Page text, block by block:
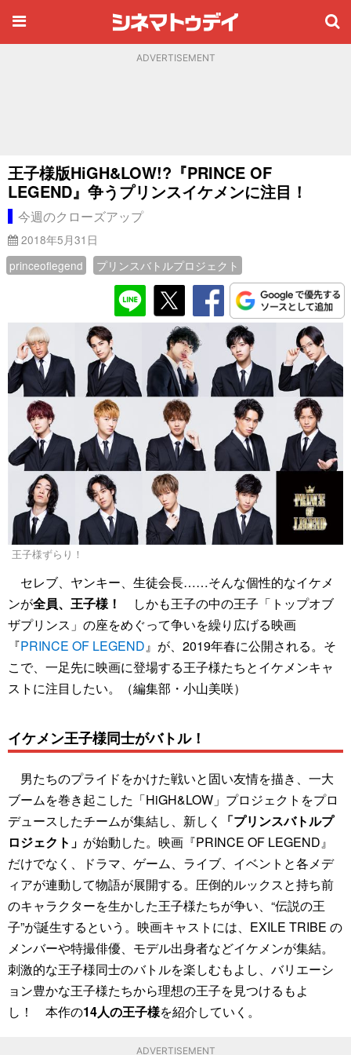
ADVERTISEMENT
王子様版HiGH&LOW!?『PRINCE OF
LEGEND』争うプリンスイケメンに注目！
今週のクローズアップ
2018年5月31日
princeoflegend
プリンスバトルプロジェクト
王子様ずらり！
セレブ、ヤンキー、生徒会長……そんな個性的なイケメ
ンが全員、王子様！
しかも王子の中の王子「トップオブ
ザプリンス」の座をめぐって争いを繰り広げる映画
『PRINCE OF LEGEND』が、2019年春に公開される。そ
こで、一足先に映画に登場する王子様たちとイケメンキャ
ストに注目したい。（編集部・小山美咲）
イケメン王子様同士がバトル！
男たちのプライドをかけた戦いと固い友情を描き、一大
ブームを巻き起こした「HiGH&LOW」プロジェクトをプロ
デュースしたチームが集結し、新しく
「プリンスバトルプ
ロジェクト」 が始動した。映画『PRINCE OF LEGEND』
だけでなく、ドラマ、ゲーム、ライブ、イベントと各メデ
ィアが連動して物語が展開する。圧倒的ルックスと持ち前
のキャラクターを生かした王子様たちが争い、“伝説の王
子”が誕生するという。映画キャストには、EXILE TRIBE の
メンバーや特撮俳優、モデル出身者などイケメンが集結。
刺激的な王子様同士のバトルを楽しむもよし、バリエーシ
ョン豊かな王子様たちから理想の王子を見つけるもよ
し！ 本作の14人の王子様を紹介していく。
ADVERTISEMENT